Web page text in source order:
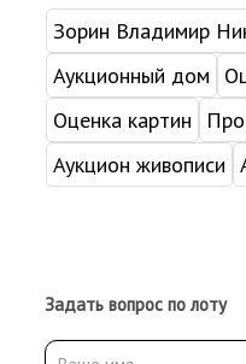
Зорин Владимир
Аукционный дом
Оценка картин
Аукцион живописи
Задать вопрос по лоту